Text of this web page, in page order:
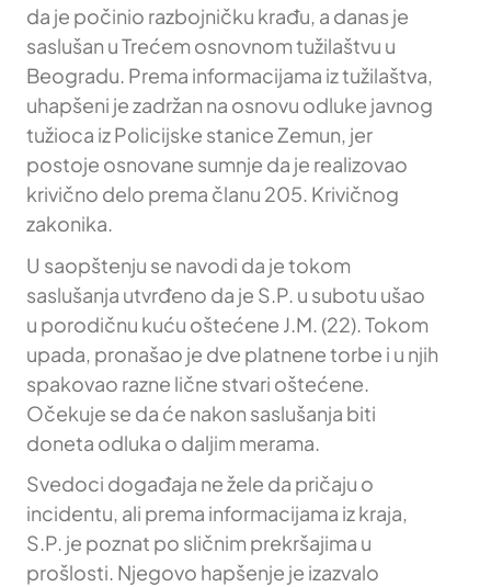
da je počinio razbojničku krađu, a danas je
saslušan u Trećem osnovnom tužilaštvu u
Beogradu. Prema informacijama iz tužilaštva,
uhapšeni je zadržan na osnovu odluke javnog
tužioca iz Policijske stanice Zemun, jer
postoje osnovane sumnje da je realizovao
krivično delo prema članu 205. Krivičnog
zakonika.
U saopštenju se navodi da je tokom
saslušanja utvrđeno da je S.P. u subotu ušao
u porodičnu kuću oštećene J.M. (22). Tokom
upada, pronašao je dve platnene torbe i u njih
spakovao razne lične stvari oštećene.
Očekuje se da će nakon saslušanja biti
doneta odluka o daljim merama.
Svedoci događaja ne žele da pričaju o
incidentu, ali prema informacijama iz kraja,
S.P. je poznat po sličnim prekršajima u
prošlosti. Njegovo hapšenje je izazvalo